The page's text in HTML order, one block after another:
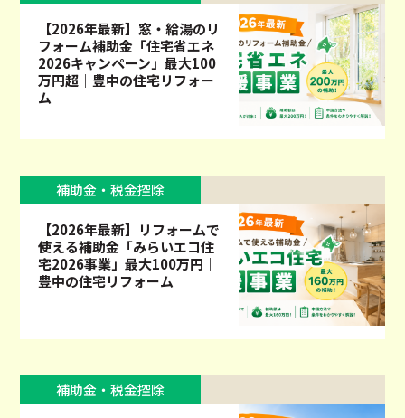
【2026年最新】窓・給湯のリ
フォーム補助金「住宅省エネ
2026キャンペーン」最大100
万円超｜豊中の住宅リフォー
ム
補助金・税金控除
【2026年最新】リフォームで
使える補助金「みらいエコ住
宅2026事業」最大100万円｜
豊中の住宅リフォーム
補助金・税金控除